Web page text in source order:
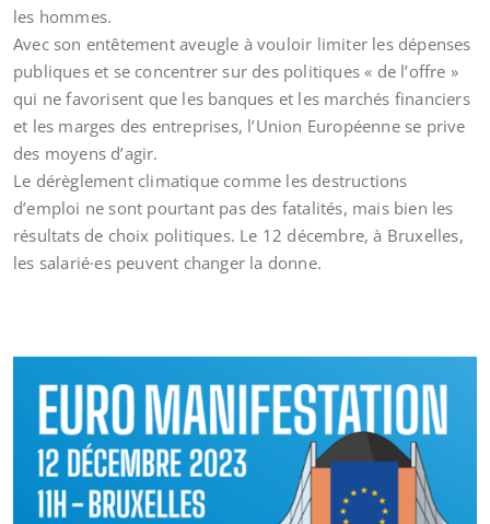
les hommes.
Avec son entêtement aveugle à vouloir limiter les dépenses
publiques et se concentrer sur des politiques « de l’offre »
qui ne favorisent que les banques et les marchés financiers
et les marges des entreprises, l’Union Européenne se prive
des moyens d’agir.
Le dérèglement climatique comme les destructions
d’emploi ne sont pourtant pas des fatalités, mais bien les
résultats de choix politiques. Le 12 décembre, à Bruxelles,
les salarié·es peuvent changer la donne.